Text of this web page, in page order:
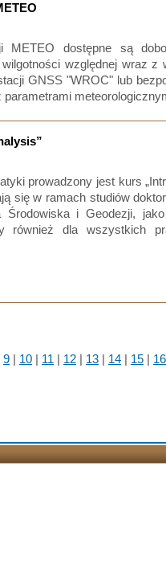
METEO dostępne są
względnej wraz z
GNSS "WROC" lub
parametrami
prowadzony jest kurs
się w ramach studiów
Środowiska i Geodezji,
również dla wszystkich
9 | 10 | 11 | 12 | 13 | 14 | 15 | 16